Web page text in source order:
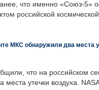
что именно «Союз-5»
российской космической
МКС обнаружили два места
что на российском
утечки воздуха. NASA